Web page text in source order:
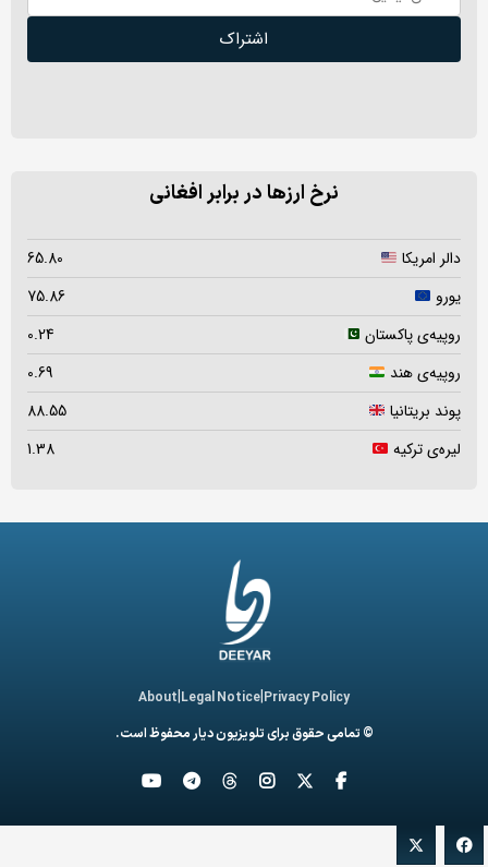
اشتراک
نرخ ارزها در برابر افغانی
دالر امریکا
65.80
یورو
75.86
روپیه‌ی پاکستان
0.24
روپیه‌ی هند
0.69
پوند بریتانیا
88.55
لیره‌ی ترکیه
1.38
Privacy Policy
|
Legal Notice
|
About
© تمامی حقوق برای تلویزیون دیار محفوظ است.